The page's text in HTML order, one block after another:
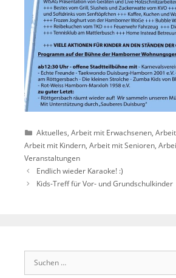
Kategorien
Aktuelles,Arbeit mit Erwachsenen,
Arbeit mit Kindern, Arbeit mit Senioren,
Veranstaltungen
Endlich wieder Karaoke! :)
Kids-Treff für Vor- und Grundschulkinder
Suchen
nach: